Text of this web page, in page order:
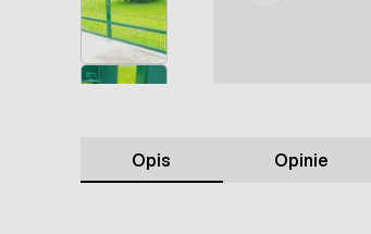
Opis Opinie